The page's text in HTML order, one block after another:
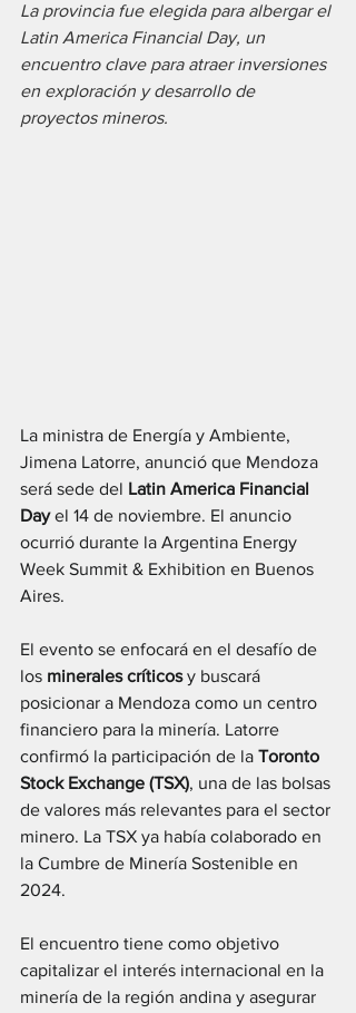
La provincia fue elegida para albergar el
Latin America Financial Day, un
encuentro clave para atraer inversiones
en exploración y desarrollo de
proyectos mineros.
La ministra de Energía y Ambiente,
Jimena Latorre, anunció que Mendoza
será sede del Latin America Financial
Day el 14 de noviembre. El anuncio
ocurrió durante la Argentina Energy
Week Summit & Exhibition en Buenos
Aires.
El evento se enfocará en el desafío de
los minerales críticos y buscará
posicionar a Mendoza como un centro
financiero para la minería. Latorre
confirmó la participación de la Toronto
Stock Exchange (TSX), una de las bolsas
de valores más relevantes para el sector
minero. La TSX ya había colaborado en
la Cumbre de Minería Sostenible en
2024.
El encuentro tiene como objetivo
capitalizar el interés internacional en la
minería de la región andina y asegurar